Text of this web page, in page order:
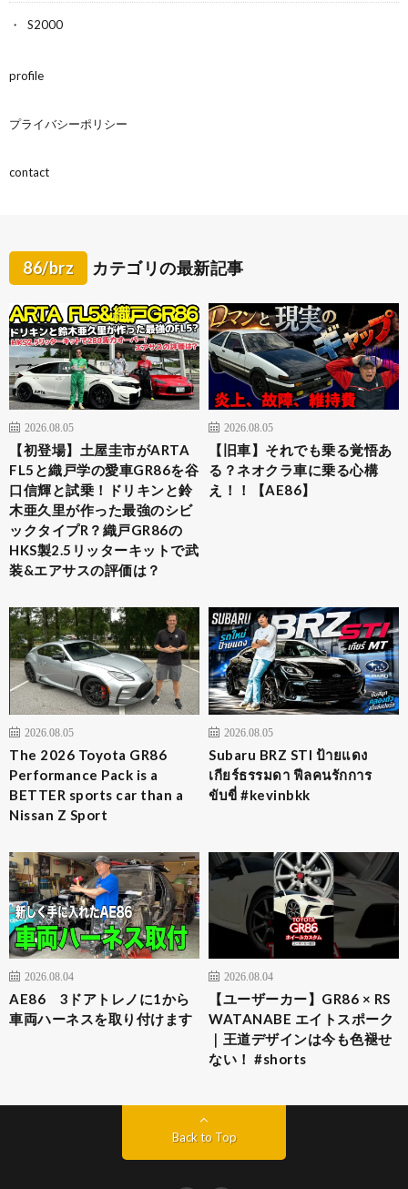
S2000
profile
プライバシーポリシー
contact
86/brz カテゴリの最新記事
2026.08.05
【初登場】土屋圭市がARTA
FL5と織戸学の愛車GR86を谷
口信輝と試乗！ドリキンと鈴
木亜久里が作った最強のシビ
ックタイプR？織戸GR86の
HKS製2.5リッターキットで武
装&エアサスの評価は？
2026.08.05
【旧車】それでも乗る覚悟あ
る？ネオクラ車に乗る心構
え！！【AE86】
2026.08.05
The 2026 Toyota GR86
Performance Pack is a
BETTER sports car than a
Nissan Z Sport
2026.08.05
Subaru BRZ STI ป้ายแดง
เกียร์ธรรมดา ฟีลคนรักการ
ขับขี่ #kevinbkk
2026.08.04
AE86 3ドアトレノに1から
車両ハーネスを取り付けます
2026.08.04
【ユーザーカー】GR86 × RS
WATANABE エイトスポーク
｜王道デザインは今も色褪せ
ない！ #shorts
Back to Top